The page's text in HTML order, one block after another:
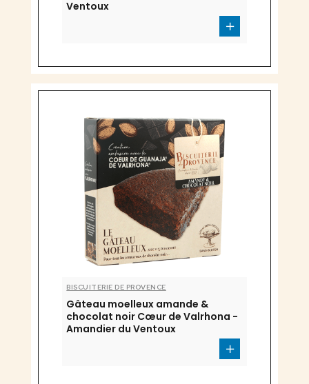
Ventoux
BISCUITERIE DE PROVENCE
Gâteau moelleux amande &
chocolat noir Cœur de Valrhona -
Amandier du Ventoux